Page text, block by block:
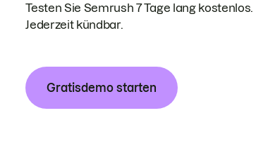
Testen Sie Semrush 7 Tage lang kostenlos.
Jederzeit kündbar.
Gratisdemo starten